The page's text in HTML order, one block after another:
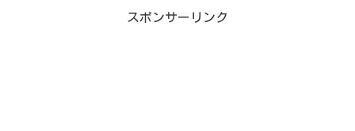
スポンサーリンク